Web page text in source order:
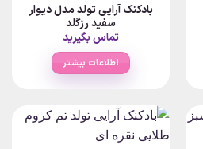
بادکنک آرایی تولد مدل دیوار
سفید رزگلد
تماس بگیرید
اطلاعات بیشتر